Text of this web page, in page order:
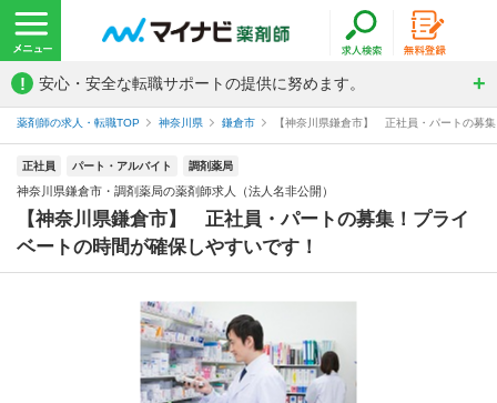
! 安心・安全な転職サポートの提供に努めます。
薬剤師の求人・転職TOP 神奈川県 鎌倉市 【神奈川県鎌倉市】 正社員・パートの募
正社員 パート・アルバイト 調剤薬局
神奈川県鎌倉市・調剤薬局の薬剤師求人（法人名非公開）
【神奈川県鎌倉市】 正社員・パートの募集！プライ
ベートの時間が確保しやすいです！